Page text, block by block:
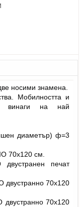
носими знамена.
Мобилността и
винаги на най
диаметър) ф=3
70х120 см.
печат
70х120
70х120